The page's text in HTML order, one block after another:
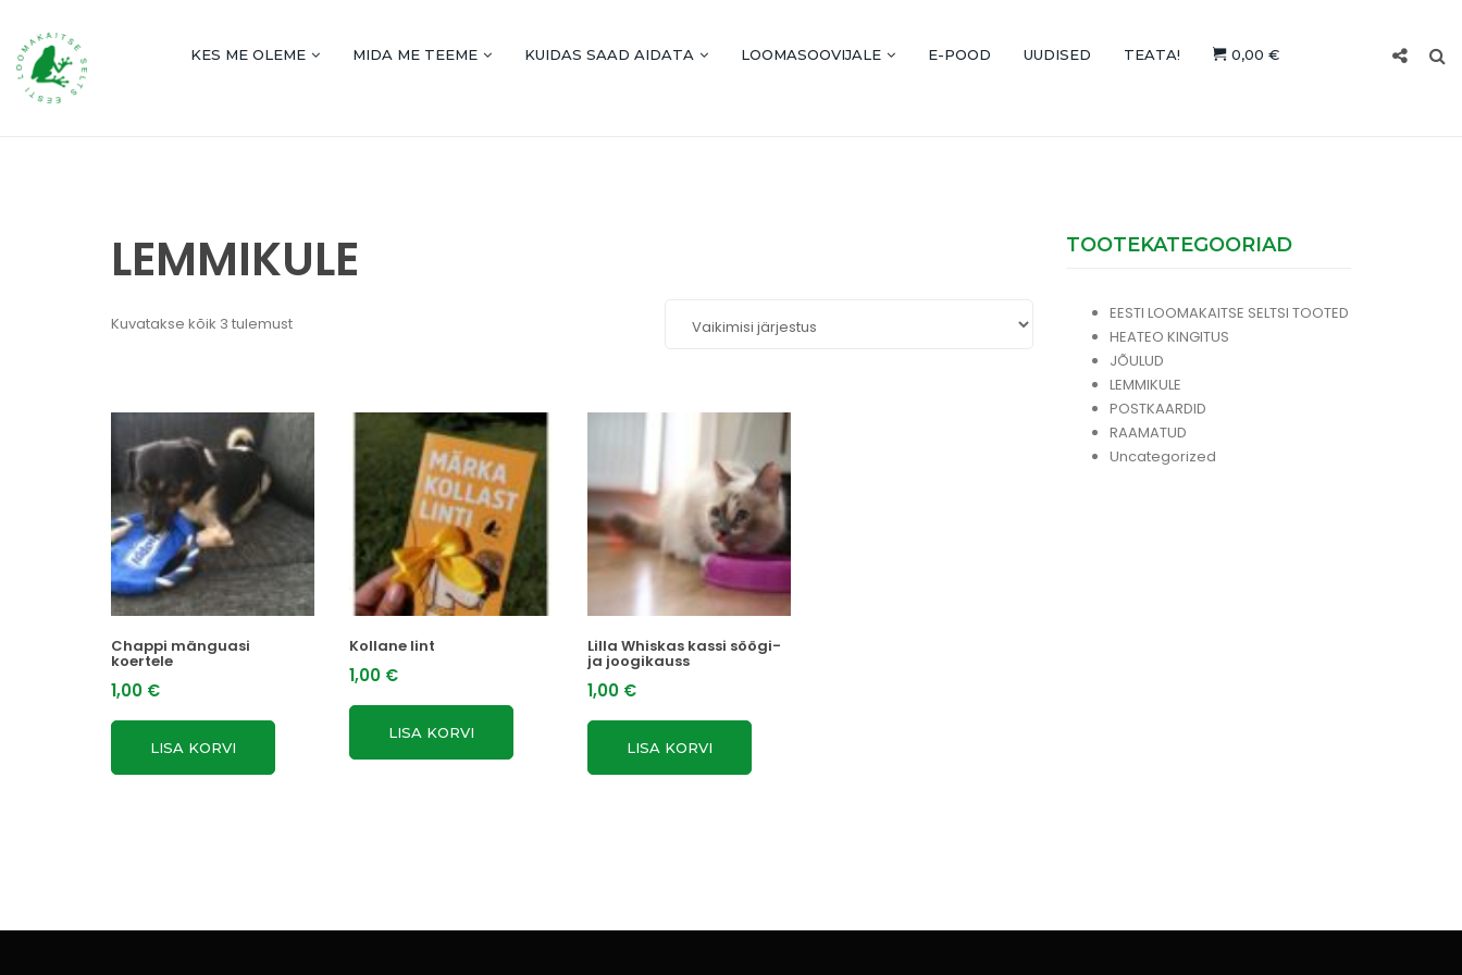
KES ME OLEME MIDA ME TEEME KUIDAS SAAD AIDATA LOOMASOOVIJALE E-POOD UUDISED TEATA! 0,00 €
LEMMIKULE
Kuvatakse kõik 3 tulemust
Chappi mänguasi
koertele
1,00 €
LISA KORVI
Kollane lint
1,00 €
LISA KORVI
Lilla Whiskas kassi söögi-
ja joogikauss
1,00 €
LISA KORVI
TOOTEKATEGOORIAD
EESTI LOOMAKAITSE SELTSI TOOTED
HEATEO KINGITUS
JÕULUD
LEMMIKULE
POSTKAARDID
RAAMATUD
Uncategorized